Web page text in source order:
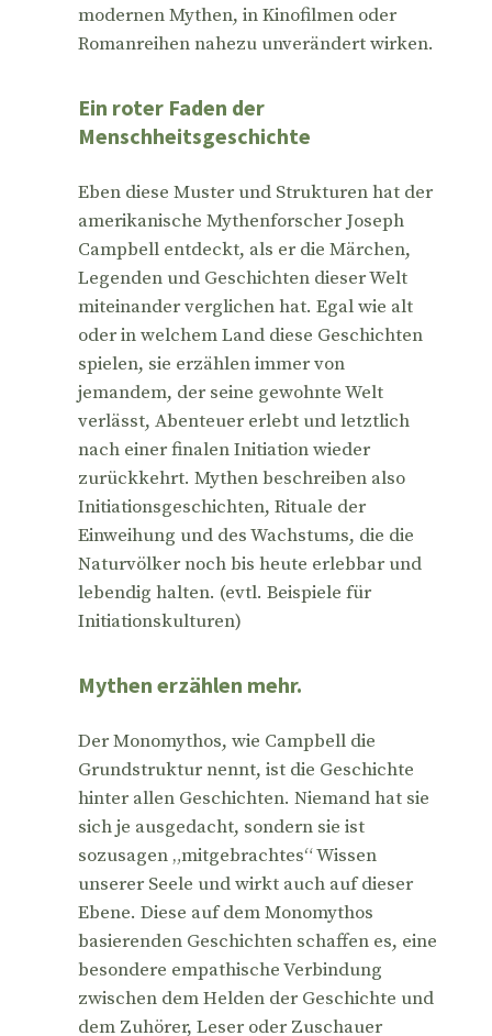
modernen Mythen, in Kinofilmen oder
Romanreihen nahezu unverändert wirken.
Ein roter Faden der
Menschheitsgeschichte
Eben diese Muster und Strukturen hat der
amerikanische Mythenforscher Joseph
Campbell entdeckt, als er die Märchen,
Legenden und Geschichten dieser Welt
miteinander verglichen hat. Egal wie alt
oder in welchem Land diese Geschichten
spielen, sie erzählen immer von
jemandem, der seine gewohnte Welt
verlässt, Abenteuer erlebt und letztlich
nach einer finalen Initiation wieder
zurückkehrt. Mythen beschreiben also
Initiationsgeschichten, Rituale der
Einweihung und des Wachstums, die die
Naturvölker noch bis heute erlebbar und
lebendig halten. (evtl. Beispiele für
Initiationskulturen)
Mythen erzählen mehr.
Der Monomythos, wie Campbell die
Grundstruktur nennt, ist die Geschichte
hinter allen Geschichten. Niemand hat sie
sich je ausgedacht, sondern sie ist
sozusagen „mitgebrachtes“ Wissen
unserer Seele und wirkt auch auf dieser
Ebene. Diese auf dem Monomythos
basierenden Geschichten schaffen es, eine
besondere empathische Verbindung
zwischen dem Helden der Geschichte und
dem Zuhörer, Leser oder Zuschauer